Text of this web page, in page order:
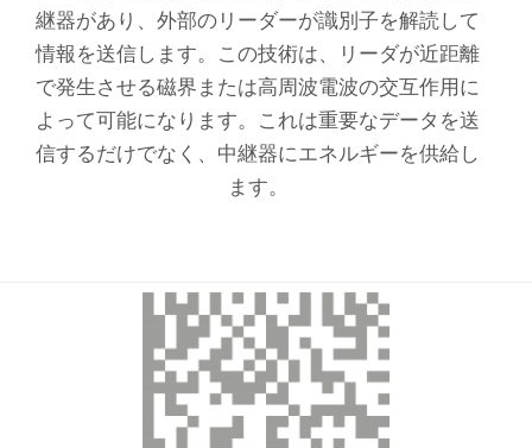
継器があり、外部のリーダーが識別子を解読して
情報を送信します。この技術は、リーダが近距離
で発生させる磁界または高周波電波の交互作用に
よって可能になります。これは重要なデータを送
信するだけでなく、中継器にエネルギーを供給し
ます。